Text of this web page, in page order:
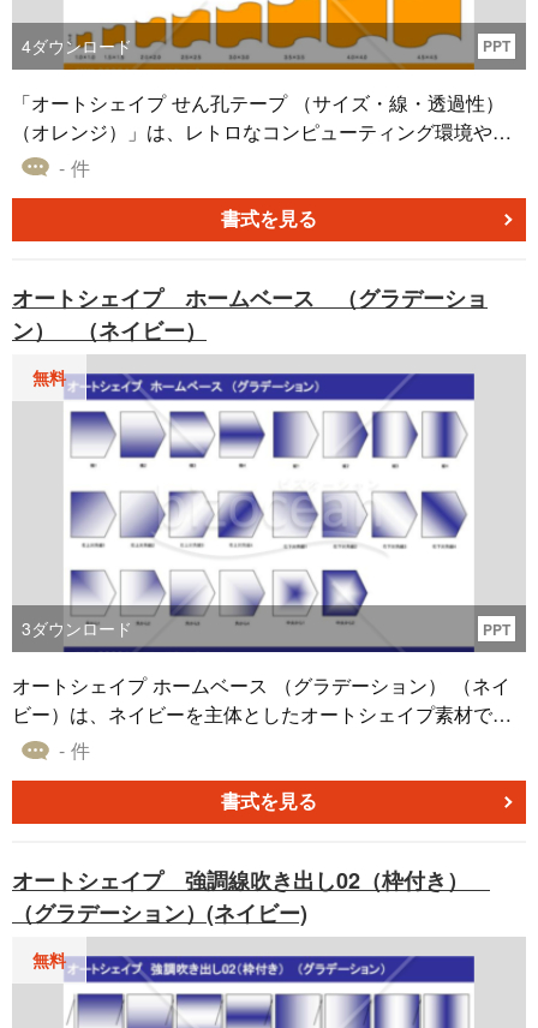
4ダウンロード PPT
「オートシェイプ せん孔テープ （サイズ・線・透過性）
（オレンジ）」は、レトロなコンピューティング環境や特
殊なデータマッピングシナリオに特化した流れ図記号のテ
整、線の太さ、種類、透過性といった多彩な設定オプショ
ンを提供しています。これにより、資料やプレゼンテーシ
ダウンロードできるため、コストを気にすることなく、プ
ロジェクトに適したカスタマイズをしてみてください。
- 件
書式を見る
オートシェイプ ホームベース （グラデーショ
ン） （ネイビー）
無料
3ダウンロード PPT
オートシェイプ ホームベース （グラデーション） （ネイ
ビー）は、ネイビーを主体としたオートシェイプ素材で、
さまざまなグラデーションの適用を特徴としています。こ
ーションを利用して、より深みや立体感を持たせたデザイ
ンを持っています。これにより、資料やプレゼンテーショ
役立ちます。
- 件
書式を見る
オートシェイプ 強調線吹き出し02（枠付き）
（グラデーション）(ネイビー)
無料